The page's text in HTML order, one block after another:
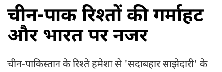
चीन-पाक रिश्तों की गर्माहट
और भारत पर नजर
चीन-पाकिस्तान के रिश्ते हमेशा से 'सदाबहार साझेदारी' के